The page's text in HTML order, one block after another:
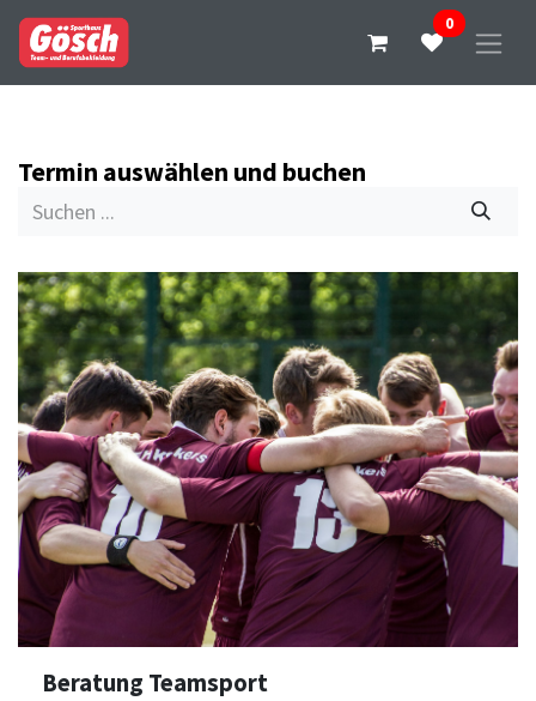
0
Termin auswählen und buchen
Beratung Teamsport